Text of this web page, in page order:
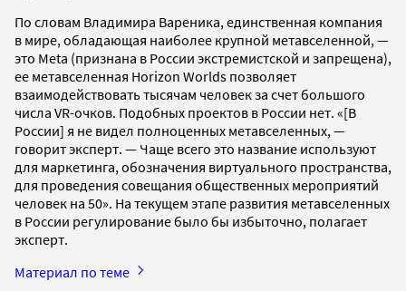
По словам Владимира Вареника, единственная компания
в мире, обладающая наиболее крупной метавселенной, —
это Meta (признана в России экстремистской и запрещена),
ее метавселенная Horizon Worlds позволяет
взаимодействовать тысячам человек за счет большого
числа VR-очков. Подобных проектов в России нет. «[В
России] я не видел полноценных метавселенных, —
говорит эксперт. — Чаще всего это название используют
для маркетинга, обозначения виртуального пространства,
для проведения совещания общественных мероприятий
человек на 50». На текущем этапе развития метавселенных
в России регулирование было бы избыточно, полагает
эксперт.
Материал по теме